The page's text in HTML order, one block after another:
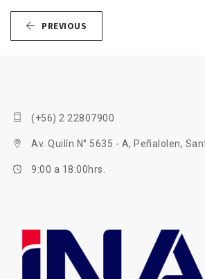
PREVIOUS
(+56) 2 22807900
Av. Quilín N° 5635 - A, Peñalolen,
9:00 a 18:00hrs.